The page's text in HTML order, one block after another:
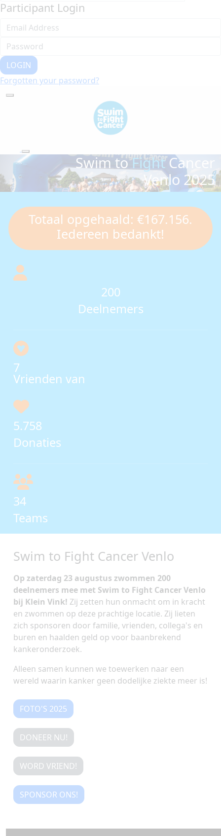
Participant Login
LOGIN
Forgotten your password?
Swim toFightCancer
Venlo 2025
Totaal opgehaald: €167.156.
Iedereen bedankt!
200
Deelnemers
7
Vrienden van
5.758
Donaties
34
Teams
Swim to Fight Cancer Venlo
Op zaterdag 23 augustus zwommen 200
deelnemers mee met Swim to Fight Cancer Venlo
bij Klein Vink! Zij zetten hun onmacht om in kracht
en zwommen op deze prachtige locatie. Zij lieten
zich sponsoren door familie, vrienden, collega's en
buren en haalden geld op voor baanbrekend
kankeronderzoek.
Alleen samen kunnen we toewerken naar een
wereld waarin kanker geen dodelijke ziekte meer is!
FOTO'S 2025
DONEER NU!
WORD VRIEND!
SPONSOR ONS!